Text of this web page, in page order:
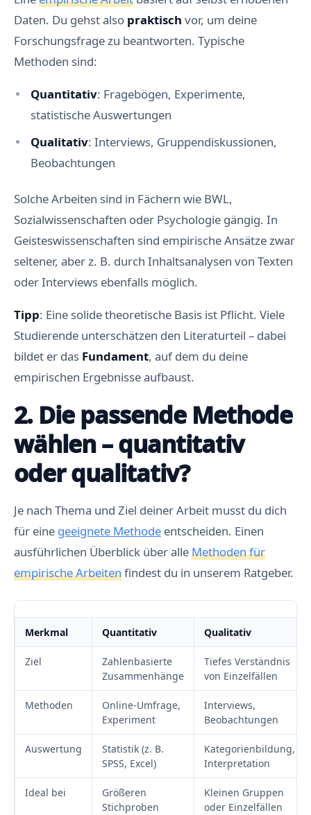
Daten. Du gehst also praktisch vor, um deine
Forschungsfrage zu beantworten. Typische
Methoden sind:
Quantitativ: Fragebögen, Experimente,
statistische Auswertungen
Qualitativ: Interviews, Gruppendiskussionen,
Beobachtungen
Solche Arbeiten sind in Fächern wie BWL,
Sozialwissenschaften oder Psychologie gängig. In
Geisteswissenschaften sind empirische Ansätze zwar
seltener, aber z. B. durch Inhaltsanalysen von Texten
oder Interviews ebenfalls möglich.
Tipp: Eine solide theoretische Basis ist Pflicht. Viele
Studierende unterschätzen den Literaturteil – dabei
bildet er das Fundament, auf dem du deine
empirischen Ergebnisse aufbaust.
2. Die passende Methode
wählen – quantitativ
oder qualitativ?
Je nach Thema und Ziel deiner Arbeit musst du dich
für eine geeignete Methode entscheiden. Einen
ausführlichen Überblick über alleMethoden für
empirische Arbeitenfindest du in unserem Ratgeber.
Merkmal Quantitativ Qualitativ
Ziel
Zahlenbasierte
Zusammenhänge
Tiefes Verständnis
von Einzelfällen
Methoden
Online-Umfrage,
Experiment
Interviews,
Beobachtungen
Auswertung
Statistik (z. B.
SPSS, Excel)
Kategorienbildung,
Interpretation
Ideal bei
Größeren
Stichproben
Kleinen Gruppen
oder Einzelfällen